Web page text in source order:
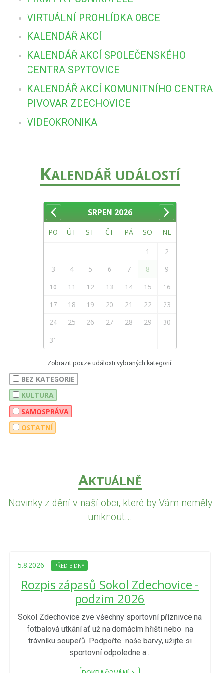
VIRTUÁLNÍ PROHLÍDKA OBCE
KALENDÁŘ AKCÍ
KALENDÁŘ AKCÍ SPOLEČENSKÉHO
CENTRA SPYTOVICE
KALENDÁŘ AKCÍ KOMUNITNÍHO CENTRA
PIVOVAR ZDECHOVICE
VIDEOKRONIKA
KALENDÁŘ UDÁLOSTÍ
SRPEN 2026
PO ÚT ST ČT PÁ SO NE
1
2
3
4 5 6 7 8
9
10
11 12 13 14 15
16
17
18 19 20 21 22
23
24
25 26 27 28 29
30
31
Zobrazit pouze události vybraných kategorií:
BEZ KATEGORIE
KULTURA
SAMOSPRÁVA
OSTATNÍ
AKTUÁLNĚ
Novinky z dění v naší obci, které by Vám neměly
uniknout...
5.8.2026 PŘED 3 DNY
Rozpis zápasů Sokol Zdechovice -
podzim 2026
Sokol Zdechovice zve všechny sportovní příznivce na
fotbalová utkání ať už na domácím hřišti nebo na
trávníku soupeřů. Podpořte naše barvy, užijte si
sportovní odpoledne a...